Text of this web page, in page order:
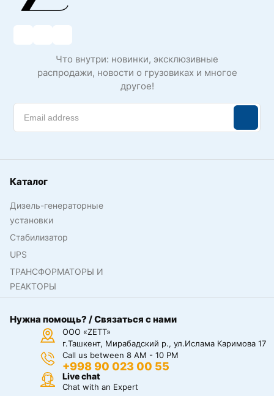
Что внутри: новинки, эксклюзивные
распродажи, новости о грузовиках и многое
другое!
Каталог
Дизель-генераторные
установки
Стабилизатор
UPS
ТРАНСФОРМАТОРЫ И
РЕАКТОРЫ
Нужна помощь? / Связаться с нами
ООО «ZETT»
г.Ташкент, Мирабадский р., ул.Ислама Каримова 17
Call us between 8 AM - 10 PM
+998 90 023 00 55
Live chat
Chat with an Expert